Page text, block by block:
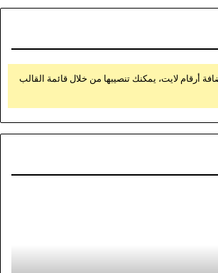
أرقام لايت، يمكنك تنصيبها من خلال قائمة القالب